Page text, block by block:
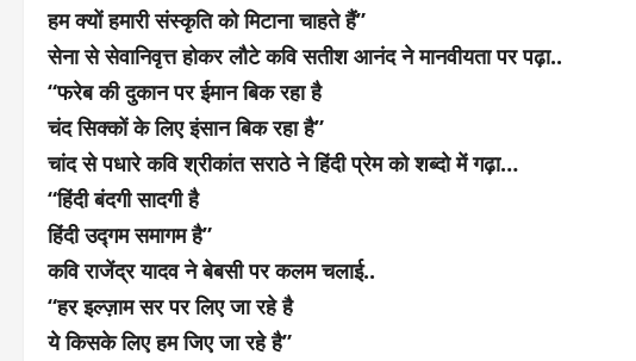
हम क्यों हमारी संस्कृति को मिटाना चाहते हैं”
सेना से सेवानिवृत्त होकर लौटे कवि सतीश आनंद ने मानवीयता पर पढ़ा..
“फरेब की दुकान पर ईमान बिक रहा है
चंद सिक्कों के लिए इंसान बिक रहा है”
चांद से पधारे कवि श्रीकांत सराठे ने हिंदी प्रेम को शब्दो में गढ़ा…
“हिंदी बंदगी सादगी है
हिंदी उद्गम समागम है”
कवि राजेंद्र यादव ने बेबसी पर कलम चलाई..
“हर इल्ज़ाम सर पर लिए जा रहे है
ये किसके लिए हम जिए जा रहे है”